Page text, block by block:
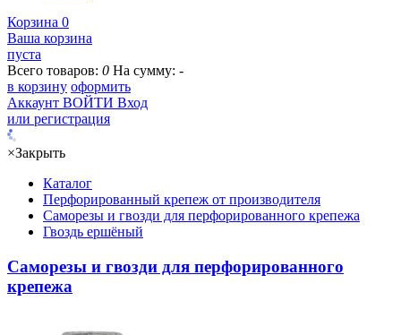
Корзина 0
Ваша корзина
пуста
Всего товаров: 0 На сумму: -
в корзину оформить
Аккаунт ВОЙТИ Вход
или регистрация
×Закрыть
Каталог
Перфорированный крепеж от производителя
Саморезы и гвозди для перфорированного крепежа
Гвоздь ершёный
Саморезы и гвозди для перфорированного
крепежа